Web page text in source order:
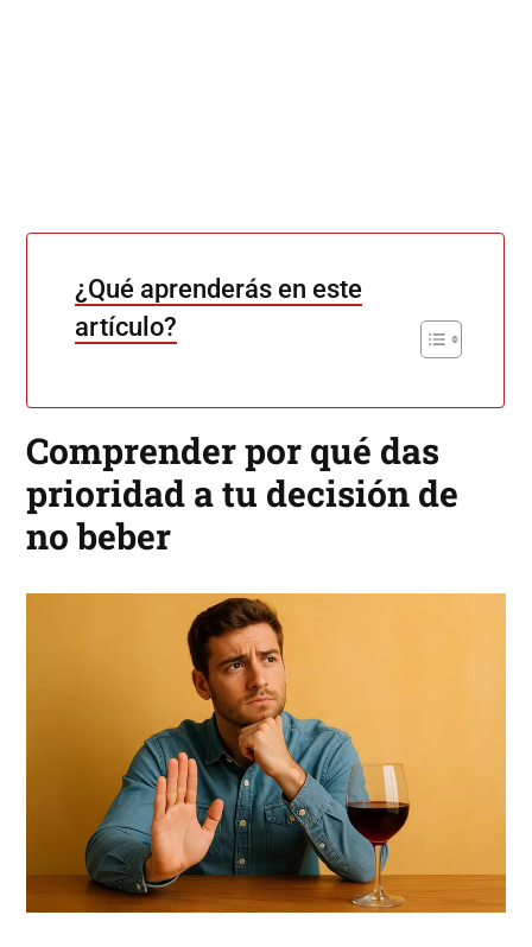
¿Qué aprenderás en este
artículo?
Comprender por qué das
prioridad a tu decisión de
no beber